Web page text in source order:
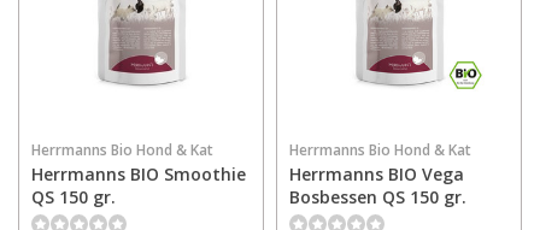
Herrmanns Bio Hond & Kat
Herrmanns BIO Smoothie
QS 150 gr.
Herrmanns Bio Hond & Kat
Herrmanns BIO Vega
Bosbessen QS 150 gr.